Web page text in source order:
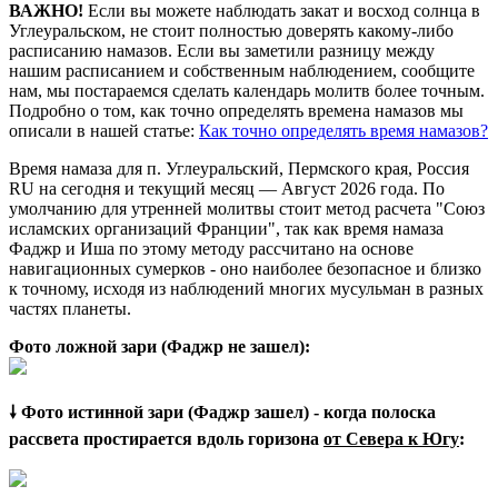
ВАЖНО! Если вы можете наблюдать закат и восход солнца в
Углеуральском, не стоит полностью доверять какому-либо
расписанию намазов. Если вы заметили разницу между
нашим расписанием и собственным наблюдением, сообщите
нам, мы постараемся сделать календарь молитв более точным.
Подробно о том, как точно определять времена намазов мы
описали в нашей статье: Как точно определять время намазов?
Время намаза для п. Углеуральский, Пермского края, Россия
RU на сегодня и текущий месяц — Август 2026 года. По
умолчанию для утренней молитвы стоит метод расчета "Союз
исламских организаций Франции", так как время намаза
Фаджр и Иша по этому методу рассчитано на основе
навигационных сумерков - оно наиболее безопасное и близко
к точному, исходя из наблюдений многих мусульман в разных
частях планеты.
Фото ложной зари (Фаджр не зашел):
🠗 Фото истинной зари (Фаджр зашел) - когда полоска
рассвета простирается вдоль горизона от Севера к Югу: